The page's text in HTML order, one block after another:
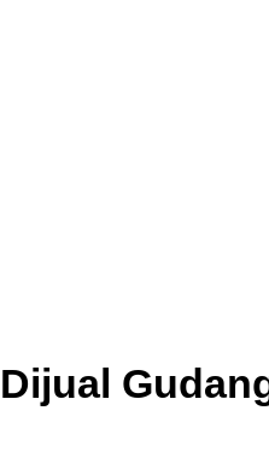
Dijual